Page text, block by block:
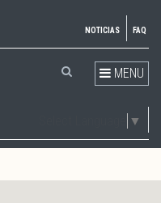
NOTICIAS FAQ
MENU
▼